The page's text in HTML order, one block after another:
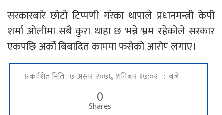
सरकारबारे छोटो टिप्पणी गरेका थापाले प्रधानमन्त्री केपी
शर्मा ओलीमा सबै कुरा थाहा छ भन्ने भ्रम रहेकोले सरकार
एकपछि अर्को बिबादित काममा फसेको आरोप लगाए।
प्रकाशित मिति : ७ असार २०७६, शनिबार १७:०२ : बजे
0
Shares